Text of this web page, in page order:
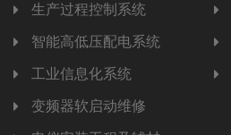
生产过程控制系统
智能高低压配电系统
工业信息化系统
变频器软启动维修